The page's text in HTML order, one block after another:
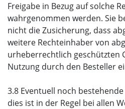
Freigabe in Bezug auf solche
wahrgenommen werden. Sie
nicht die Zusicherung, dass
weitere Rechteinhaber von
urheberrechtlich geschützten
Nutzung durch den Besteller
3.8 Eventuell noch
dies ist in der Regel bei allen